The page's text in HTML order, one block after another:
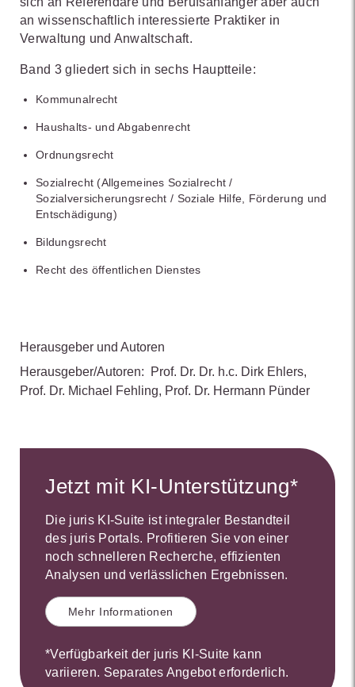
an wissenschaftlich interessierte Praktiker in
Verwaltung und Anwaltschaft.
Band 3 gliedert sich in sechs Hauptteile:
Kommunalrecht
Haushalts- und Abgabenrecht
Ordnungsrecht
Sozialrecht (Allgemeines Sozialrecht /
Sozialversicherungsrecht / Soziale Hilfe, Förderung und
Entschädigung)
Bildungsrecht
Recht des öffentlichen Dienstes
Herausgeber und Autoren
Herausgeber/Autoren:
Prof. Dr. Dr. h.c. Dirk Ehlers,
Prof. Dr. Michael Fehling, Prof. Dr. Hermann Pünder
Jetzt mit KI-Unterstützung*
Die juris KI-Suite ist integraler Bestandteil
des juris Portals. Profitieren Sie von einer
noch schnelleren Recherche, effizienten
Analysen und verlässlichen Ergebnissen.
Mehr Informationen
*Verfügbarkeit der juris KI-Suite kann
variieren. Separates Angebot erforderlich.